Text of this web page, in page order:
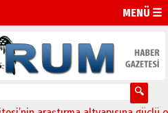
MENÜ ☰